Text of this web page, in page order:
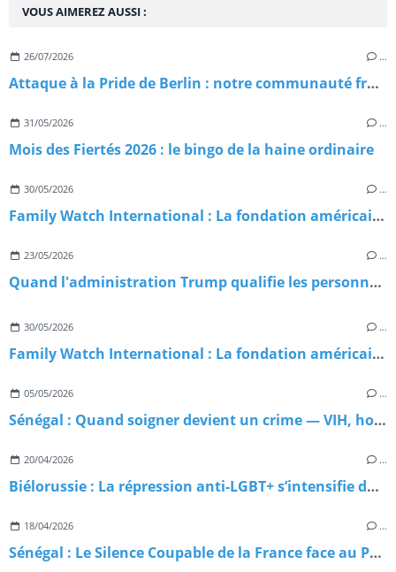
VOUS AIMEREZ AUSSI :
26/07/2026 …
Attaque à la Pride de Berlin : notre communauté frappée en plein cœur du Christopher Street Day 2026
31/05/2026 …
Mois des Fiertés 2026 : le bingo de la haine ordinaire
30/05/2026 …
Family Watch International : La fondation américaine qui exporte l'homophobie dans le monde
23/05/2026 …
Quand l'administration Trump qualifie les personnes trans de menaces terroristes : Chronique d'une escalade sans précédent
30/05/2026 …
Family Watch International : La fondation américaine qui exporte l'homophobie dans le monde
05/05/2026 …
Sénégal : Quand soigner devient un crime — VIH, homophobie d'État et paradoxe meurtrier
20/04/2026 …
Biélorussie : La répression anti-LGBT+ s’intensifie dans l’ombre du Kremlin
18/04/2026 …
Sénégal : Le Silence Coupable de la France face au Péril LGBT+